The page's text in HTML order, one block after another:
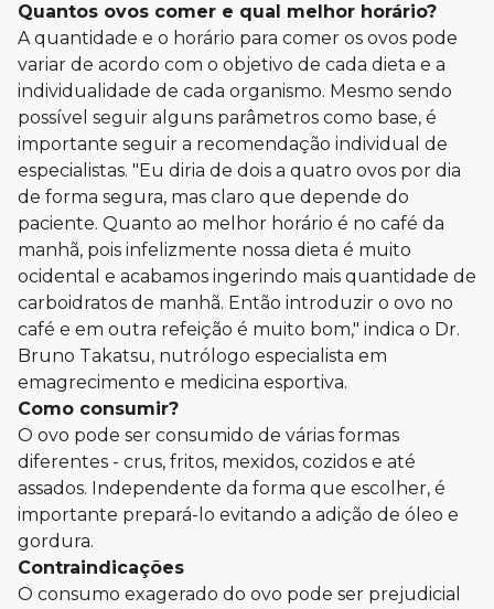
Quantos ovos comer e qual melhor horário?
A quantidade e o horário para comer os ovos pode
variar de acordo com o objetivo de cada dieta e a
individualidade de cada organismo. Mesmo sendo
possível seguir alguns parâmetros como base, é
importante seguir a recomendação individual de
especialistas. "Eu diria de dois a quatro ovos por dia
de forma segura, mas claro que depende do
paciente. Quanto ao melhor horário é no café da
manhã, pois infelizmente nossa dieta é muito
ocidental e acabamos ingerindo mais quantidade de
carboidratos de manhã. Então introduzir o ovo no
café e em outra refeição é muito bom," indica o Dr.
Bruno Takatsu, nutrólogo especialista em
emagrecimento e medicina esportiva.
Como consumir?
O ovo pode ser consumido de várias formas
diferentes - crus, fritos, mexidos, cozidos e até
assados. Independente da forma que escolher, é
importante prepará-lo evitando a adição de óleo e
gordura.
Contraindicações
O consumo exagerado do ovo pode ser prejudicial